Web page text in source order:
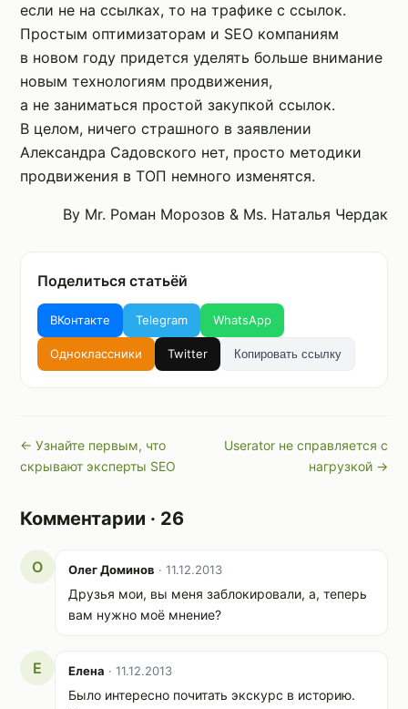
если не на ссылках, то на трафике с ссылок.
Простым оптимизаторам и SEO компаниям
в новом году придется уделять больше внимание
новым технологиям продвижения,
а не заниматься простой закупкой ссылок.
В целом, ничего страшного в заявлении
Александра Садовского нет, просто методики
продвижения в ТОП немного изменятся.
By Mr. Роман Морозов & Ms. Наталья Чердак
Поделиться статьёй
ВКонтакте Telegram WhatsApp
Одноклассники Twitter Копировать ссылку
← Узнайте первым, что
скрывают эксперты SEO
Userator не справляется с
нагрузкой →
Комментарии · 26
О Олег Доминов · 11.12.2013
Друзья мои, вы меня заблокировали, а, теперь
вам нужно моё мнение?
Е Елена · 11.12.2013
Было интересно почитать экскурс в историю.